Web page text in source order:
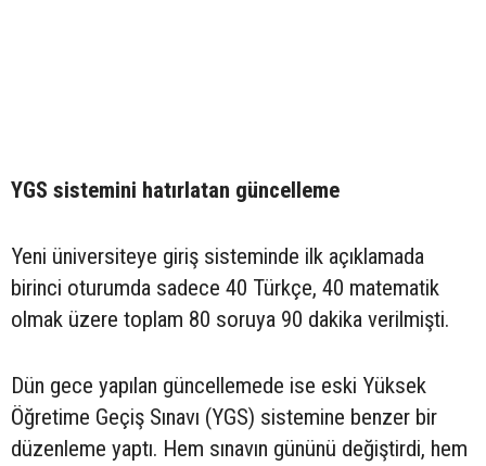
YGS sistemini hatırlatan güncelleme
Yeni üniversiteye giriş sisteminde ilk açıklamada
birinci oturumda sadece 40 Türkçe, 40 matematik
olmak üzere toplam 80 soruya 90 dakika verilmişti.
Dün gece yapılan güncellemede ise eski Yüksek
Öğretime Geçiş Sınavı (YGS) sistemine benzer bir
düzenleme yaptı. Hem sınavın gününü değiştirdi, hem